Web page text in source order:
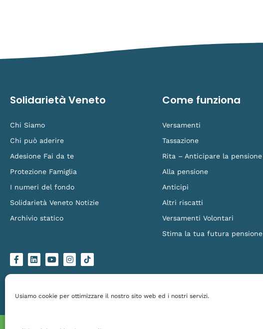
Usiamo cookie per ottimizzare il nostro sito web ed i nostri servizi.
Solidarietà Veneto
Chi Siamo
Chi può aderire
Adesione Fai da te
Protezione Famiglia
I numeri del fondo
Solidarietà Veneto Notizie
Archivio statico
c
e
b
k
n
k
e
n
u
t
u
s
t
a
a
g
o
-
k
Come funziona
Versamenti
Tassazione
Rita – Anticipare la pensione
Alla pensione
Anticipi
Altri riscatti
Versamenti Volontari
Stima la tua futura pensione